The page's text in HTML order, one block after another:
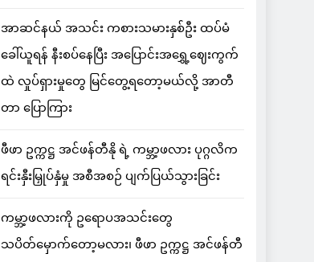
အာဆင်နယ် အသင်း ကစားသမားနှစ်ဦး ထပ်မံ
ခေါ်ယူရန် နီးစပ်နေပြီး အပြောင်းအရွှေ့ဈေးကွက်
ထဲ လှုပ်ရှားမှုတွေ မြင်တွေ့ရတော့မယ်လို့ အာတီ
တာ ပြောကြား
ဖီဖာ ဥက္ကဋ္ဌ အင်ဖန်တီနို ရဲ့ ကမ္ဘာ့ဖလား ပုဂ္ဂလိက
ရင်းနှီးမြှုပ်နှံမှု အစီအစဉ် ပျက်ပြယ်သွားခြင်း
ကမ္ဘာ့ဖလားကို ဥရောပအသင်းတွေ
သပိတ်မှောက်တော့မလား၊ ဖီဖာ ဥက္ကဋ္ဌ အင်ဖန်တီ